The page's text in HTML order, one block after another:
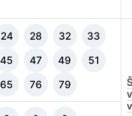
24 28 32 33
45 47 49 51
65 76 79